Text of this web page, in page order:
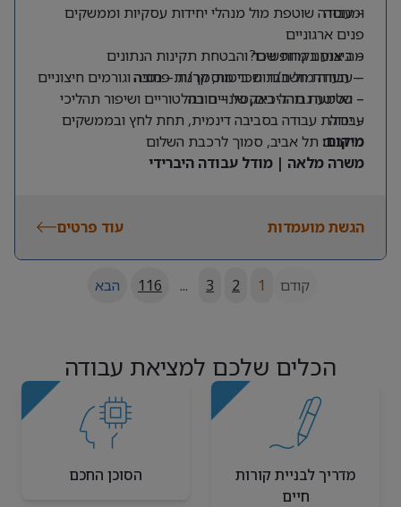
ומנוסה
– עבודה שוטפת מול מנהלי יחידות עסקיות וממשקים
פנים ארגוניים
– ביצוע בקרות שכר והבטחת תקינות הנתונים
– עבודה מול חברות ביטוח, קרנות פנסיה וגורמים חיצוניים
– הטמעת תהליכים, שינויים רגולטוריים ושיפור תהליכי
עבודה
מה אנחנו מחפשים?
– תעודת חשב/ת שכר מוסמך/ת – חובה
– שליטה גבוהה באקסל – חובה
– יכולת עבודה בסביבה דינמית, תחת לחץ ובממשקים
מרובים
מיקום: תל אביב, סמוך לרכבת השלום
משרה מלאה | מודל עבודה היברידי
הגשת מועמדות עוד פרטים
קודם 1
2
3
...
116 הבא
הכלים שלכם למציאת עבודה
מדריך לבניית קורות
חיים
הסוכן החכם